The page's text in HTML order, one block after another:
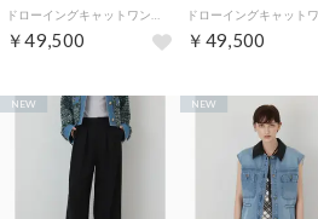
￥49,500 ￥49,500
NEW NEW